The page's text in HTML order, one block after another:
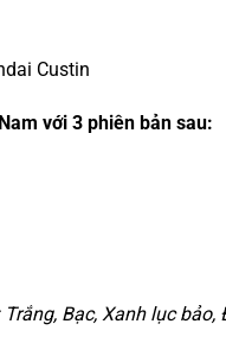
Custin
với 3 phiên bản sau:
Bạc, Xanh lục